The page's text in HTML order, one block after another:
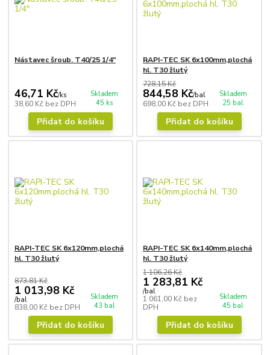
Nástavec šroub. T40/25 1/4"
46,71 Kč/ks
38,60 Kč bez DPH
Skladem
45 ks
Přidat do košíku
RAPI-TEC SK 6x100mm,plochá
hl. T30 žlutý
728,15 Kč
844,58 Kč/bal
698,00 Kč bez DPH
Skladem
25 bal
Přidat do košíku
RAPI-TEC SK 6x120mm,plochá
hl. T30 žlutý
873,81 Kč
1 013,98 Kč
/bal
838,00 Kč bez DPH
Skladem
43 bal
Přidat do košíku
RAPI-TEC SK 6x140mm,plochá
hl. T30 žlutý
1 106,26 Kč
1 283,81 Kč
/bal
1 061,00 Kč bez
DPH
Skladem
45 bal
Přidat do košíku